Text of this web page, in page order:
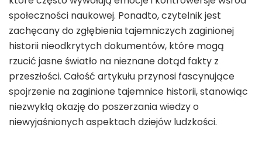
społeczności naukowej. Ponadto, czytelnik jest
zachęcany do zgłębienia tajemniczych zaginionej
historii nieodkrytych dokumentów, które mogą
rzucić jasne światło na nieznane dotąd fakty z
przeszłości. Całość artykułu przynosi fascynujące
spojrzenie na zaginione tajemnice historii, stanowiąc
niezwykłą okazję do poszerzania wiedzy o
niewyjaśnionych aspektach dziejów ludzkości.